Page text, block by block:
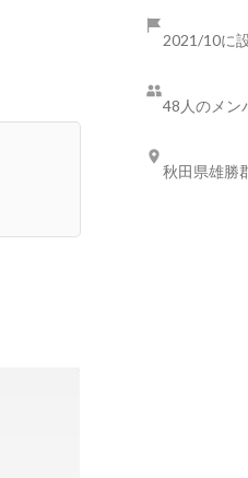
未
2021/10に
48人のメン
秋田県雄勝